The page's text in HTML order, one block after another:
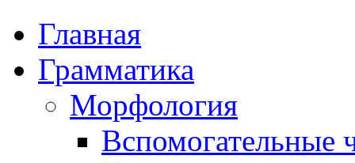
Главная
Грамматика
Морфология
Вспомогательные